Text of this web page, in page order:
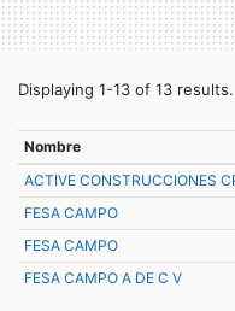
Displaying 1-13 of 13 results.
Nombre
ACTIVE CONSTRUCCIONES
FESA CAMPO
FESA CAMPO
FESA CAMPO A DE C V